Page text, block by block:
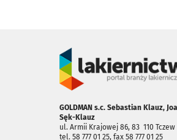
GOLDMAN s.c. Sebastian Klauz,
Sęk-Klauz
ul. Armii Krajowej 86, 83 ­ 110 Tczew
tel. 58 777 01 25, fax 58 777 01 25